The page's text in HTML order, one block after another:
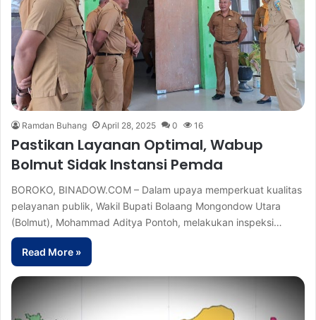
Ramdan Buhang April 28, 2025 0 16
Pastikan Layanan Optimal, Wabup
Bolmut Sidak Instansi Pemda
BOROKO, BINADOW.COM – Dalam upaya memperkuat kualitas
pelayanan publik, Wakil Bupati Bolaang Mongondow Utara
(Bolmut), Mohammad Aditya Pontoh, melakukan inspeksi…
Read More »